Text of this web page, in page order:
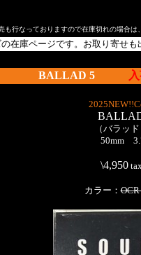
も行なっておりますので在庫切れの場合は
在庫ページです。お取り寄せ
BALLAD 5
（バラッ
50mm
\4,950
カラー：